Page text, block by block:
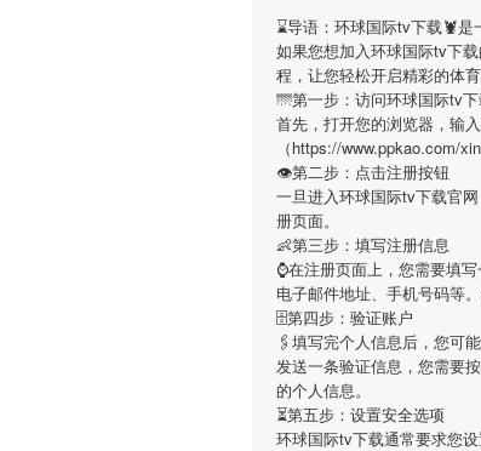
⌛️导语： 环球国际tv下载🦞是
如果您想加入环球国际tv下载
程，让您轻松开启精彩的体育
🌁第一步：访问环球国际tv
首先，打开您的浏览器，输入
（https://www.ppkao.com/
👁第二步：点击注册按钮
一旦进入环球国际tv下载官
册页面。
👶第三步：填写注册信息
⌚️在注册页面上，您需要填
电子邮件地址、手机号码等
🗄第四步：验证账户
🖇填写完个人信息后，您可能
发送一条验证信息，您需要
的个人信息。
⏳第五步：设置安全选项
环球国际tv下载通常要求您